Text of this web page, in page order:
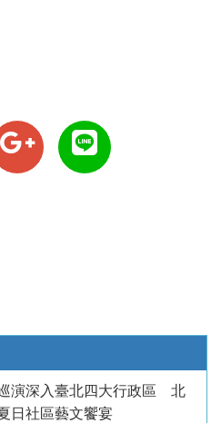
演深入臺北四大行政區 北
日社區藝文饗宴